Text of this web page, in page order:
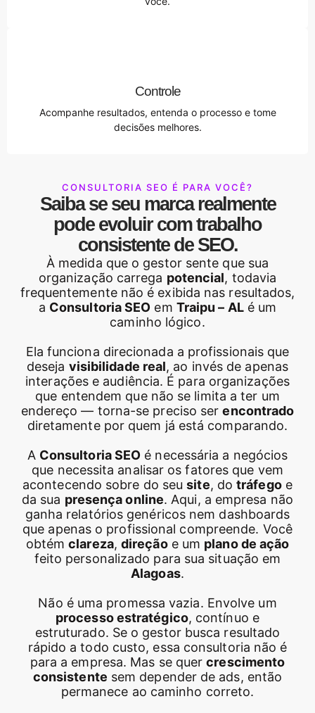
Controle
Acompanhe resultados, entenda o processo e tome
decisões melhores.
CONSULTORIA SEO É PARA VOCÊ?
Saiba se seu marca realmente
pode evoluir com trabalho
consistente de SEO.
À medida que o gestor sente que sua
organização carrega potencial, todavia
frequentemente não é exibida nas resultados,
a Consultoria SEO em Traipu – ALé um
caminho lógico.
Ela funciona direcionada a profissionais que
deseja visibilidade real, ao invés de apenas
interações e audiência. É para organizações
que entendem que não se limita a ter um
endereço — torna-se preciso serencontrado
diretamente por quem já está comparando.
A Consultoria SEO é necessária a negócios
que necessita analisar os fatores que vem
acontecendo sobre do seusite, dotráfegoe
da sua presença online. Aqui, a empresa não
ganha relatórios genéricos nem dashboards
que apenas o profissional compreende. Você
obtémclareza, direçãoe um plano de ação
feito personalizado para sua situação em
Alagoas.
Não é uma promessa vazia. Envolve um
processo estratégico, contínuo e
estruturado. Se o gestor busca resultado
rápido a todo custo, essa consultoria não é
para a empresa. Mas se quercrescimento
consistente sem depender de ads, então
permanece ao caminho correto.